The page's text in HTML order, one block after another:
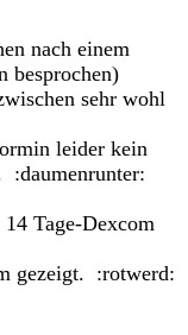
nach einem
besprochen)
sehr wohl
leider kein
:daumenrunter:
Tage-Dexcom
gezeigt. :rotwerd: